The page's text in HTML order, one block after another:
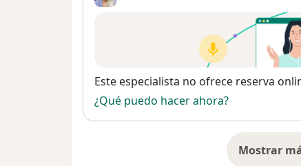
Disponibilidad
Este especialista no ofrece reserva
¿Qué puedo hacer ahora?
Mostrar